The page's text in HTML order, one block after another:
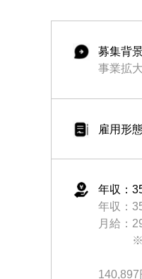
募集背
事業拡
雇用形
年収：
年収：
月給：
※基本
時間
140,897